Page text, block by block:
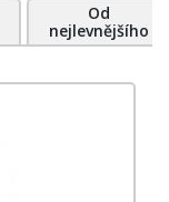
Od
nejlevnějšího